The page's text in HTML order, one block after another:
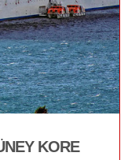
KORE